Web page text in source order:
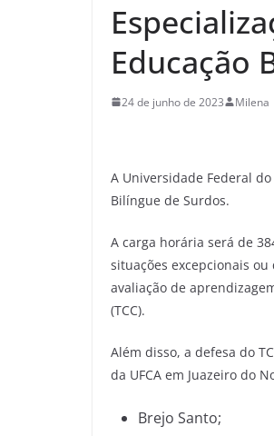
Educação
24 de junho de 2023 Milena
A Universidade Federal
Bilíngue de Surdos.
A carga horária será de
situações excepcionais
avaliação de
(TCC).
Além disso, a defesa do
da UFCA em Juazeiro do
Brejo Santo;